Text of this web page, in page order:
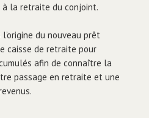
la retraite du conjoint.
du nouveau prêt
caisse de retraite pour
afin de connaître la
passage en retraite et une